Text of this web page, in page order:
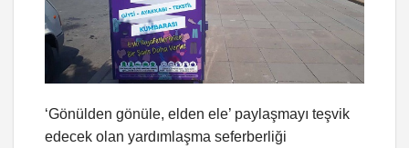
‘Gönülden gönüle, elden ele’ paylaşmayı teşvik
edecek olan yardımlaşma seferberliği